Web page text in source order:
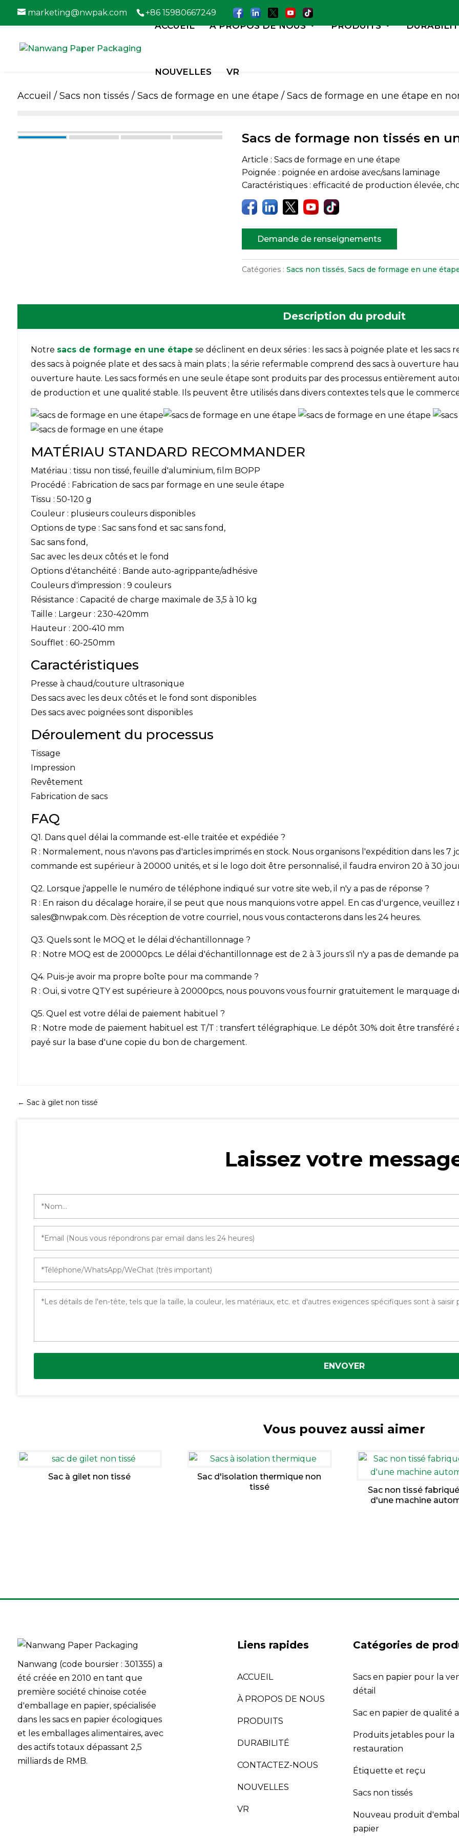
marketing@nwpak.com +86 15980667249
ACCUEIL À PROPOS DE NOUS PRODUITS
NOUVELLES VR
Accueil / Sacs non tissés / Sacs de formage en une étape / Sacs de formage en une étape en
Sacs de formage non tissés en
Article : Sacs de formage en une étape
Poignée : poignée en ardoise avec/sans laminage
Caractéristiques : efficacité de production élevée,
Demande de renseignements
Catégories : Sacs non tissés, Sacs de formage en une
Description du produit
Notre sacs de formage en une étape se déclinent en deux séries : les sacs à poignée plate et les
des sacs à poignée plate et des sacs à main plats ; la série refermable comprend des sacs à ouverture
ouverture haute. Les sacs formés en une seule étape sont produits par des processus entièrement
de production et une qualité stable. Ils peuvent être utilisés dans divers contextes tels que le
MATÉRIAU STANDARD RECOMMANDER
Matériau : tissu non tissé, feuille d'aluminium, film BOPP
Procédé : Fabrication de sacs par formage en une seule étape
Tissu : 50-120 g
Couleur : plusieurs couleurs disponibles
Options de type : Sac sans fond et sac sans fond,
Sac sans fond,
Sac avec les deux côtés et le fond
Options d'étanchéité : Bande auto-agrippante/adhésive
Couleurs d'impression : 9 couleurs
Résistance : Capacité de charge maximale de 3,5 à 10 kg
Taille : Largeur : 230-420mm
Hauteur : 200-410 mm
Soufflet : 60-250mm
Caractéristiques
Presse à chaud/couture ultrasonique
Des sacs avec les deux côtés et le fond sont disponibles
Des sacs avec poignées sont disponibles
Déroulement du processus
Tissage
Impression
Revêtement
Fabrication de sacs
FAQ
Q1. Dans quel délai la commande est-elle traitée et expédiée ?
R : Normalement, nous n'avons pas d'articles imprimés en stock. Nous organisons l'expédition dans les
commande est supérieur à 20000 unités, et si le logo doit être personnalisé, il faudra environ 20 à 30
Q2. Lorsque j'appelle le numéro de téléphone indiqué sur votre site web, il n'y a pas de réponse ?
R : En raison du décalage horaire, il se peut que nous manquions votre appel. En cas d'urgence,
sales@nwpak.com. Dès réception de votre courriel, nous vous contacterons dans les 24 heures.
Q3. Quels sont le MOQ et le délai d'échantillonnage ?
R : Notre MOQ est de 20000pcs. Le délai d'échantillonnage est de 2 à 3 jours s'il n'y a pas de demande
Q4. Puis-je avoir ma propre boîte pour ma commande ?
R : Oui, si votre QTY est supérieure à 20000pcs, nous pouvons vous fournir gratuitement le marquage
Q5. Quel est votre délai de paiement habituel ?
R : Notre mode de paiement habituel est T/T : transfert télégraphique. Le dépôt 30% doit être transféré
payé sur la base d'une copie du bon de chargement.
← Sac à gilet non tissé
Laissez votre
ENVOYER
Vous pouvez aussi aimer
Sac à gilet non tissé
Sac d'isolation thermique non
tissé
Sac non tissé
d'une machine
Nanwang (code boursier : 301355) a
été créée en 2010 en tant que
première société chinoise cotée
d'emballage en papier, spécialisée
dans les sacs en papier écologiques
et les emballages alimentaires, avec
des actifs totaux dépassant 2,5
milliards de RMB.
Liens rapides
ACCUEIL
À PROPOS DE NOUS
PRODUITS
DURABILITÉ
CONTACTEZ-NOUS
NOUVELLES
VR
Catégories de
Sacs en papier pour la
détail
Sac en papier de qualité
Produits jetables pour la
restauration
Étiquette et reçu
Sacs non tissés
Nouveau produit
papier